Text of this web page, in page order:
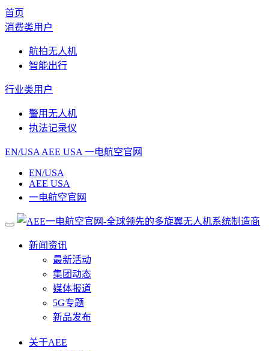
首页
消费类用户
航拍无人机
智能出行
行业类用户
警用无人机
执法记录仪
EN/USA AEE USA 一电航空官网
EN/USA
AEE USA
一电航空官网
新闻资讯
最新活动
集团动态
媒体报道
5G专题
新品发布
关于AEE